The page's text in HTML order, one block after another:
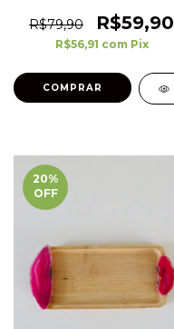
R$79,90 R$59,90
R$56,91 com Pix
20%
OFF